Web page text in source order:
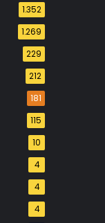
1.352
1.269
229
212
181
115
10
4
4
4